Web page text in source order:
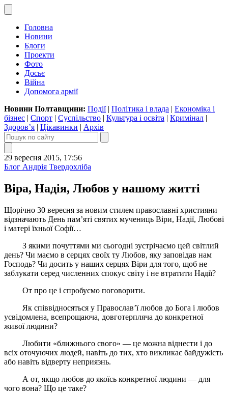
Головна
Новини
Блоги
Проекти
Фото
Досьє
Війна
Допомога армії
Новини Полтавщини: Події| Політика і влада | Економіка і
бізнес | Спорт | Суспільство | Культура і освіта | Кримінал |
Здоров’я | Цікавинки | Архів
29 вересня 2015, 17:56
Блог Андрія Твердохліба
Віра, Надія, Любов у нашому житті
Щорічно 30 вересня за новим стилем православні християни
відзначають День пам’яті святих мучениць Віри, Надії, Любові
і матері їхньої Софії…
З якими почуттями ми сьогодні зустрічаємо цей світлий
день? Чи маємо в серцях своїх ту Любов, яку заповідав нам
Господь? Чи досить у наших серцях Віри для того, щоб не
заблукати серед численних спокус світу і не втратити Надії?
От про це і спробуємо поговорити.
Як співвідносяться у Православ’ї любов до Бога і любов
усвідомлена, всепрощаюча, довготерпляча до конкретної
живої людини?
Любити «ближнього свого» — це можна віднести і до
всіх оточуючих людей, навіть до тих, хто викликає байдужість
або навіть відверту неприязнь.
А от, якщо любов до якоїсь конкретної людини — для
чого вона? Що це таке?